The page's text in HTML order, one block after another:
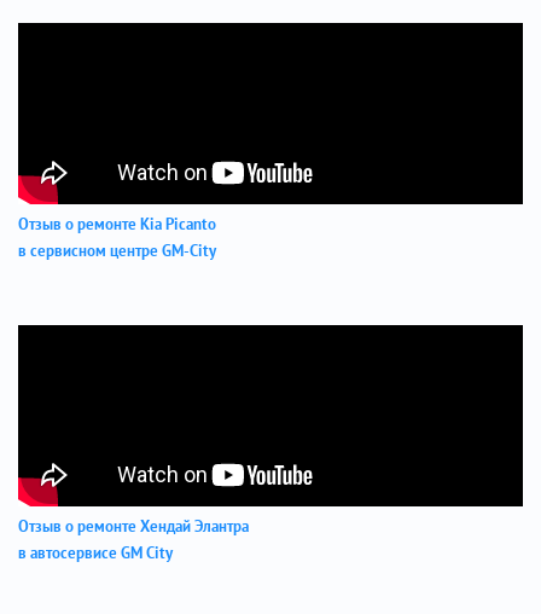
Отзыв о ремонте Kia Picanto
в сервисном центре GM-City
Отзыв о ремонте Хендай Элантра
в автосервисе GM City